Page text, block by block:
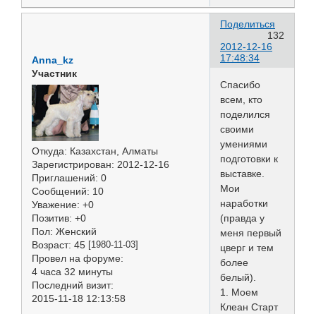
Поделиться
132
2012-12-16
17:48:34
Anna_kz
Участник
Откуда: Казахстан, Алматы
Зарегистрирован: 2012-12-16
Приглашений: 0
Сообщений: 10
Уважение: +0
Позитив: +0
Пол: Женский
Возраст: 45 [1980-11-03]
Провел на форуме:
4 часа 32 минуты
Последний визит:
2015-11-18 12:13:58
Спасибо
всем, кто
поделился
своими
умениями
подготовки к
выставке.
Мои
наработки
(правда у
меня первый
цверг и тем
более
белый).
1. Моем
Клеан Старт